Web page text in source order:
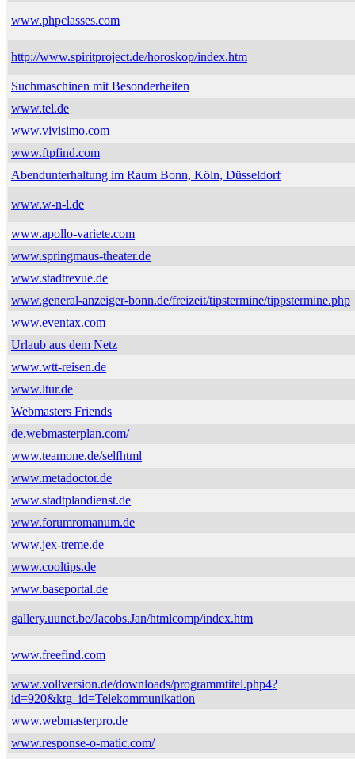
www.phpclasses.com
http://www.spiritproject.de/horoskop/index.htm
Suchmaschinen mit Besonderheiten
www.tel.de
www.vivisimo.com
www.ftpfind.com
Abendunterhaltung im Raum Bonn, Köln, Düsseldorf
www.w-n-l.de
www.apollo-variete.com
www.springmaus-theater.de
www.stadtrevue.de
www.general-anzeiger-bonn.de/freizeit/tipstermine/tippstermine.php
www.eventax.com
Urlaub aus dem Netz
www.wtt-reisen.de
www.ltur.de
Webmasters Friends
de.webmasterplan.com/
www.teamone.de/selfhtml
www.metadoctor.de
www.stadtplandienst.de
www.forumromanum.de
www.jex-treme.de
www.cooltips.de
www.baseportal.de
gallery.uunet.be/Jacobs.Jan/htmlcomp/index.htm
www.freefind.com
www.vollversion.de/downloads/programmtitel.php4?
id=920&ktg_id=Telekommunikation
www.webmasterpro.de
www.response-o-matic.com/